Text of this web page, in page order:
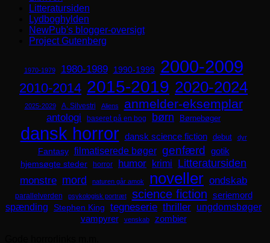
Litteratursiden
Lydboghylden
NewPub's blogger-oversigt
Project Gutenberg
1970-1979 1980-1989 1990-1999 2000-2009
2010-2014 2015-2019 2020-2024
2025-2029 A. Silvestri Aliens anmelder-eksemplar
antologi baseret på en bog børn Børnebøger
dansk horror dansk science fiction debut dyr
Fantasy filmatiserede bøger genfærd
gotik
hjemsøgte steder
horror humor krimi Litteratursiden
monstre mord naturen går amok noveller ondskab
parallelverden psykologisk portræt science fiction seriemord
spænding Stephen King tegneserie thriller ungdomsbøger
vampyrer venskab
zombier